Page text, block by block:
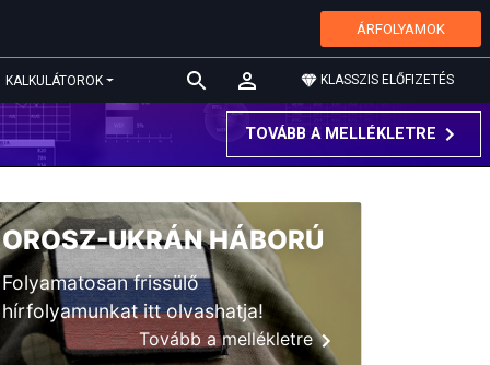
ÁRFOLYAMOK
KALKULÁTOROK KLASSZIS ELŐFIZETÉS
TOVÁBB A MELLÉKLETRE
OROSZ-UKRÁN HÁBORÚ
Folyamatosan frissülő
hírfolyamunkat itt olvashatja!
Tovább a mellékletre